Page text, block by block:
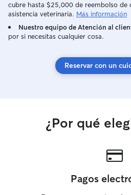
cubre hasta $25,000 de reembolso de
asistencia veterinaria. Más información
Nuestro equipo de Atención al
por si necesitas cualquier cosa.
Reservar con un
¿Por qué
Pagos